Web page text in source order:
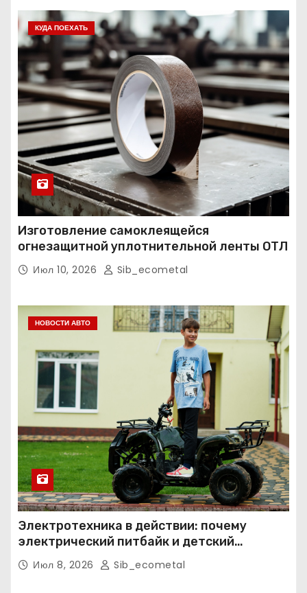
КУДА ПОЕХАТЬ
Изготовление самоклеящейся
огнезащитной уплотнительной ленты ОТЛ
Июл 10, 2026 Sib_ecometal
НОВОСТИ АВТО
Электротехника в действии: почему
электрический питбайк и детский
квадроцикл — это больше, чем игрушки
Июл 8, 2026 Sib_ecometal